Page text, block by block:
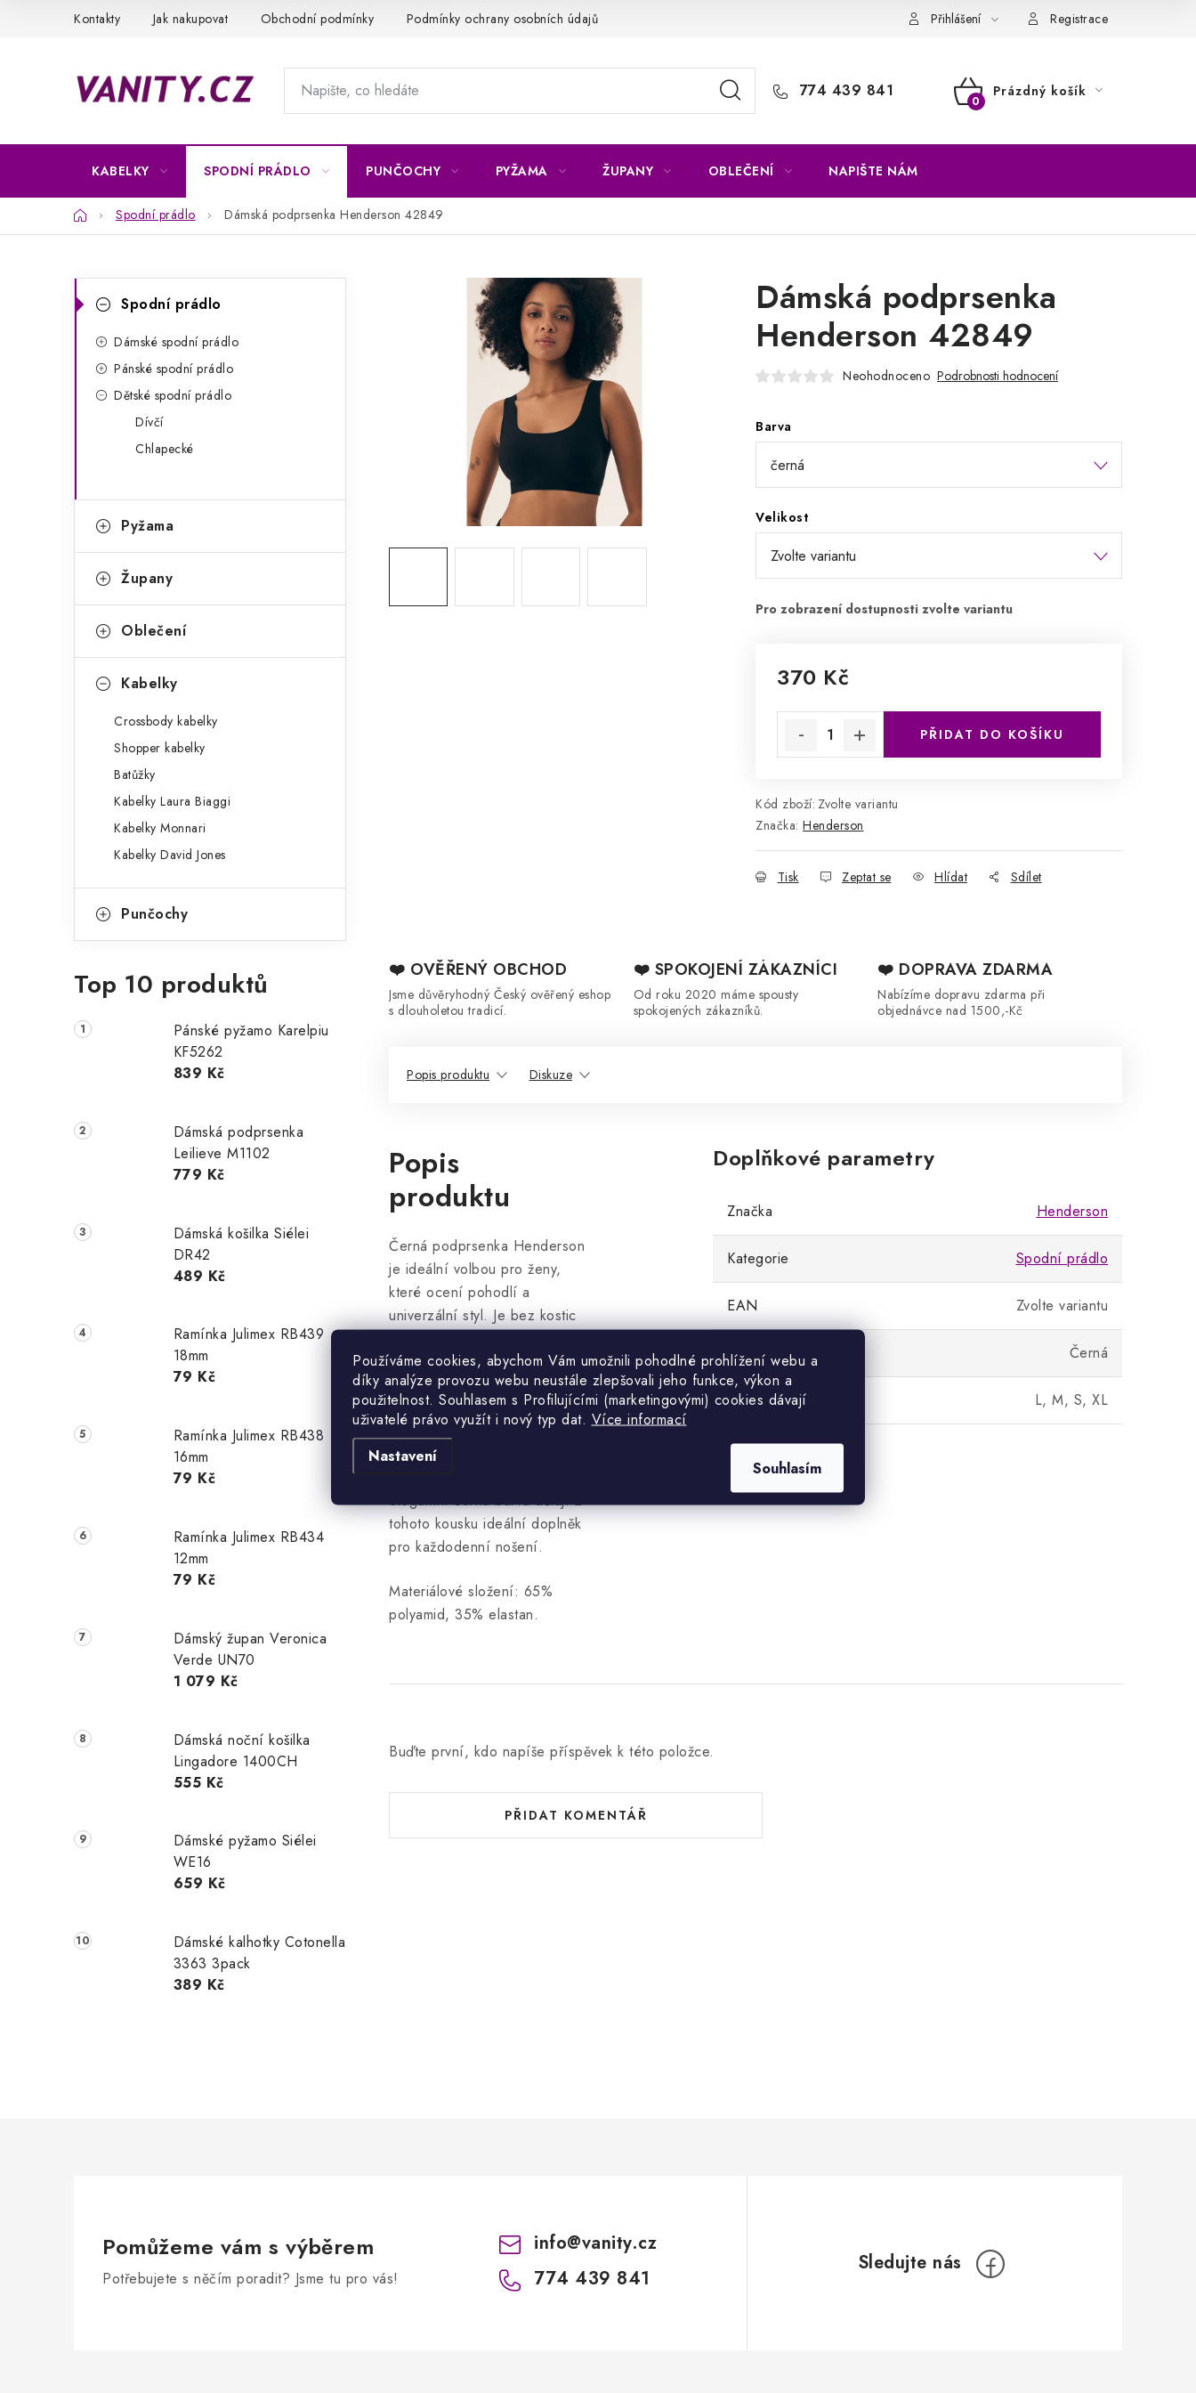
Používáme cookies, abychom Vám umožnili pohodlné prohlížení webu a
díky analýze provozu webu neustále zlepšovali jeho funkce, výkon a
použitelnost. Souhlasem s Profilujícími (marketingovými) cookies dávají
uživatelé právo využít i nový typ dat. Více informací
Nastavení
Souhlasím
Kontakty Jak nakupovat Obchodní podmínky Podmínky ochrany osobních údajů Přihlášení Registrace
774 439 841
NÁKUPNÍ
Prázdný košík
KABELKY SPODNÍ PRÁDLO PUNČOCHY PYŽAMA ŽUPANY OBLEČENÍ NAPIŠTE NÁM
DomůSpodní prádlo Dámská podprsenka Henderson 42849
P
n
í
p
n
kategorie
K
a
i
Spodní prádlo
Dámské spodní prádlo
Pánské spodní prádlo
Dětské spodní prádlo
Dívčí
Chlapecké
Pyžama
Župany
Oblečení
Kabelky
Crossbody kabelky
Shopper kabelky
Batůžky
Kabelky Laura Biaggi
Kabelky Monnari
Kabelky David Jones
Punčochy
Top 10 produktů
Pánské pyžamo Karelpiu
KF5262
839 Kč
Dámská podprsenka
Leilieve M1102
779 Kč
Dámská košilka Siélei
DR42
489 Kč
Ramínka Julimex RB439
18mm
79 Kč
Ramínka Julimex RB438
16mm
79 Kč
Ramínka Julimex RB434
12mm
79 Kč
Dámský župan Veronica
Verde UN70
1 079 Kč
Dámská noční košilka
Lingadore 1400CH
555 Kč
Dámské pyžamo Siélei
WE16
659 Kč
Dámské kalhotky Cotonella
3363 3pack
389 Kč
Dámská podprsenka
Henderson 42849
Neohodnoceno Podrobnosti hodnocení
Barva
Velikost
370 Kč
PŘIDAT DO KOŠÍKU
Kód zboží: Zvolte variantu
Značka: Henderson
Tisk Zeptat se Hlídat Sdílet
❤️ OVĚŘENÝ OBCHOD
Jsme důvěryhodný Český ověřený eshop
s dlouholetou tradicí.
❤️ SPOKOJENÍ ZÁKAZNÍCI
Od roku 2020 máme spousty
spokojených zákazníků.
❤️ DOPRAVA ZDARMA
Nabízíme dopravu zdarma při
objednávce nad 1500,-Kč
Popis produktu Diskuze
Popis
produktu
Černá podprsenka Henderson
je ideální volbou pro ženy,
které ocení pohodlí a
univerzální styl. Je bez kostic
které si snadno přizpůsobíte.
Díky hladkému, příjemnému
materiálu se podprsenka
přizpůsobí vaší postavě a
nebude vás nikde tlačit.
elegantní černá barva dělají z
tohoto kousku ideální doplněk
pro každodenní nošení.
Materiálové složení: 65%
polyamid, 35% elastan.
Doplňkové parametry
Značka Henderson
Kategorie Spodní prádlo
EAN Zvolte variantu
Barva Černá
Velikost L, M, S, XL
Buďte první, kdo napíše příspěvek k této položce.
PŘIDAT KOMENTÁŘ
Pomůžeme vám s výběrem
Potřebujete s něčím poradit? Jsme tu pro vás!
info@vanity.cz
774 439 841